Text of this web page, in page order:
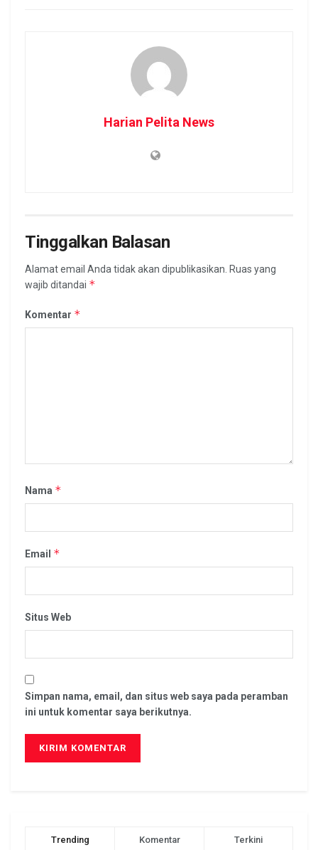
Harian Pelita News
Tinggalkan Balasan
Alamat email Anda tidak akan dipublikasikan. Ruas yang
wajib ditandai *
Komentar *
Nama *
Email *
Situs Web
Simpan nama, email, dan situs web saya pada peramban
ini untuk komentar saya berikutnya.
Trending Komentar Terkini